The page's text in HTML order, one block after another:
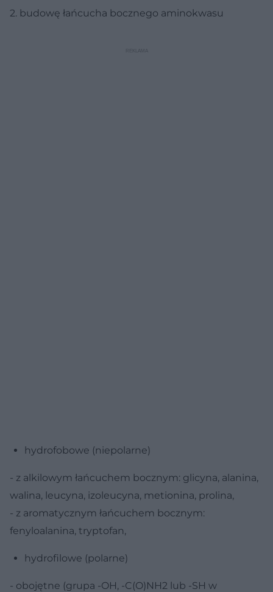
2. budowę łańcucha bocznego aminokwasu
hydrofobowe (niepolarne)
- z alkilowym łańcuchem bocznym: glicyna, alanina,
walina, leucyna, izoleucyna, metionina, prolina,
- z aromatycznym łańcuchem bocznym:
fenyloalanina, tryptofan,
hydrofilowe (polarne)
- obojętne (grupa -OH, -C(O)NH2 lub -SH w